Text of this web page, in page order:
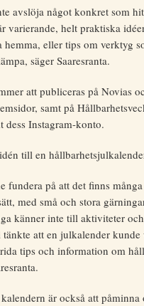
avslöja något konkret som
varierande, helt praktiska
hemma, eller tips om verktyg
säger Saaresranta.
att publiceras på Novias
samt på
dess Instagram-konto.
till en
fundera på att det finns
med små och stora
känner inte till aktiviteter
tänkte att en julkalender
tips och information om
är också att